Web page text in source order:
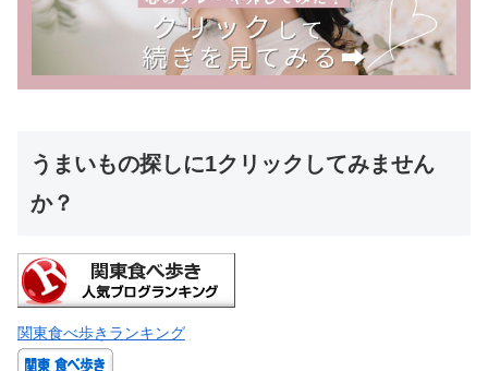
うまいもの探しに1クリックしてみません
か？
関東食べ歩きランキング